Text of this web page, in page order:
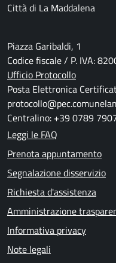
Città di La Maddalena
Piazza Garibaldi, 1
Codice fiscale / P. IVA:
Ufficio Protocollo
Posta Elettronica
Centralino: +39 0789
Leggi le FAQ
Prenota appuntamento
Segnalazione disservizio
Richiesta d'assistenza
Amministrazione
Informativa privacy
Note legali